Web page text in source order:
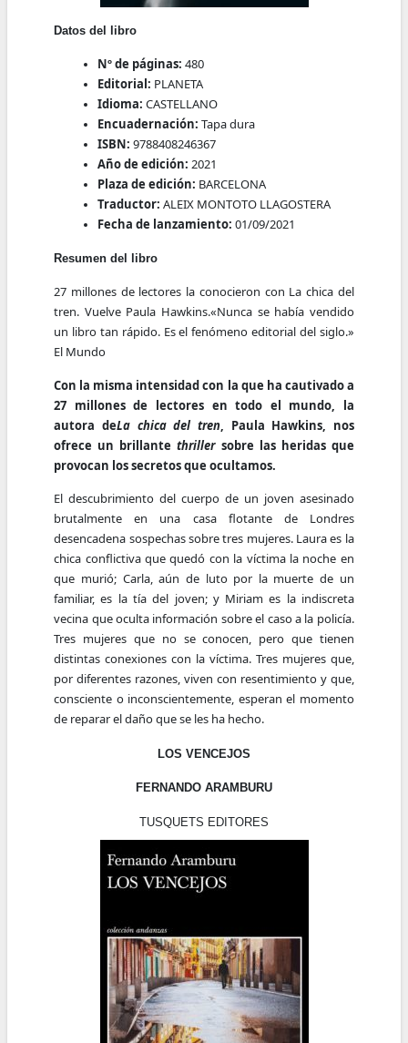
Datos del libro
Nº de páginas:480
Editorial: PLANETA
Idioma:CASTELLANO
Encuadernación:Tapa dura
ISBN:9788408246367
Año de edición:2021
Plaza de edición: BARCELONA
Traductor:ALEIX MONTOTO LLAGOSTERA
Fecha de lanzamiento:01/09/2021
Resumen del libro
27 millones de lectores la conocieron con La chica del
tren. Vuelve Paula Hawkins.«Nunca se había vendido
un libro tan rápido. Es el fenómeno editorial del siglo.»
El Mundo
Con la misma intensidad con la que ha cautivado a
27 millones de lectores en todo el mundo, la
autora deLa chica del tren, Paula Hawkins, nos
ofrece un brillantethriller sobre las heridas que
provocan los secretos que ocultamos.
El descubrimiento del cuerpo de un joven asesinado
brutalmente en una casa flotante de Londres
desencadena sospechas sobre tres mujeres. Laura es la
chica conflictiva que quedó con la víctima la noche en
que murió; Carla, aún de luto por la muerte de un
familiar, es la tía del joven; y Miriam es la indiscreta
vecina que oculta información sobre el caso a la policía.
Tres mujeres que no se conocen, pero que tienen
distintas conexiones con la víctima. Tres mujeres que,
por diferentes razones, viven con resentimiento y que,
consciente o inconscientemente, esperan el momento
de reparar el daño que se les ha hecho.
LOS VENCEJOS
FERNANDO ARAMBURU
TUSQUETS EDITORES